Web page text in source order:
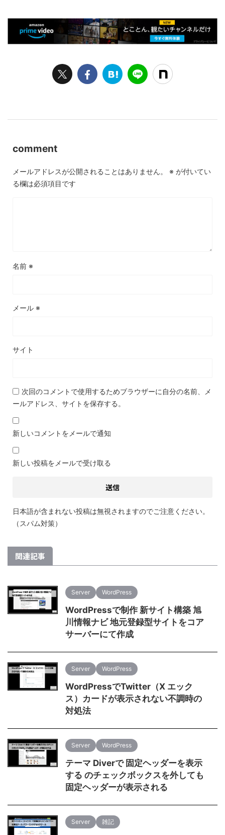
comment
メールアドレスが公開されることはありません。 ※ が付いてい
る欄は必須項目です
名前 ※
メール ※
サイト
次回のコメントで使用するためブラウザーに自分の名前、メ
ールアドレス、サイトを保存する。
新しいコメントをメールで通知
新しい投稿をメールで受け取る
日本語が含まれない投稿は無視されますのでご注意ください。
（スパム対策）
関連記事
Server WordPress
WordPressで制作 新サイト構築 旭
川情報ナビ 地元登録型サイトをコア
サーバーにて作成
Server WordPress
WordPressでTwitter（X エック
ス）カードが表示されない不調時の
対処法
Server WordPress
テーマ Diverで 固定ヘッダーを表示
する のチェックボックスを外しても
固定ヘッダーが表示される
Server 雑記